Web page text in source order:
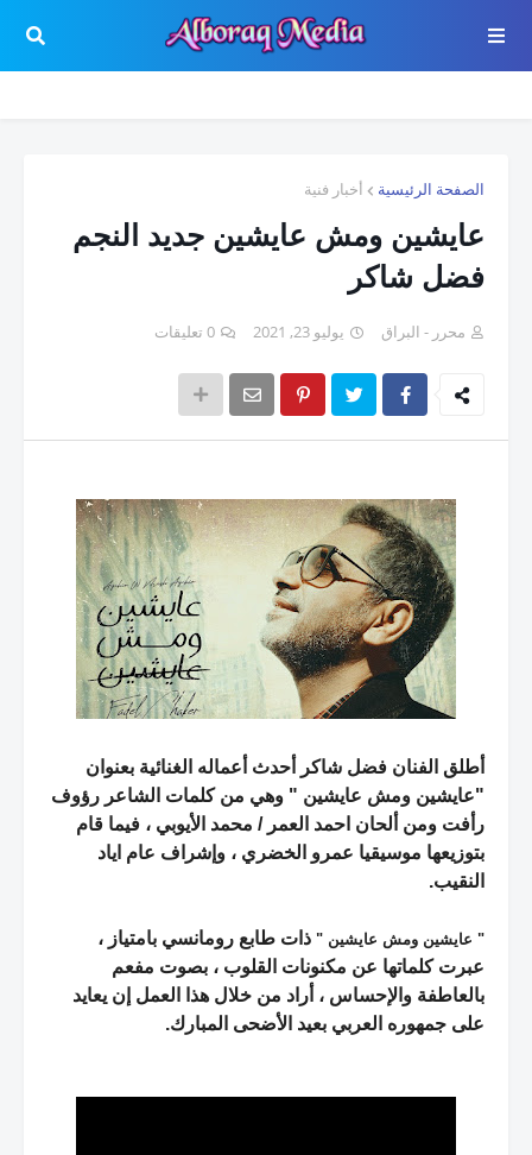
الصفحة الرئيسية أخبار فنية
عايشين ومش عايشين جديد النجم
فضل شاكر
محرر - البراق يوليو 23, 2021 0 تعليقات
أطلق الفنان فضل شاكر أحدث أعماله الغنائية بعنوان
"عايشين ومش عايشين " وهي من كلمات الشاعر رؤوف
رأفت ومن ألحان احمد العمر / محمد الأيوبي ، فيما قام
بتوزيعها موسيقيا عمرو الخضري ، وإشراف عام اياد
النقيب.
" عايشين ومش عايشين " ذات طابع رومانسي بامتياز ،
عبرت كلماتها عن مكنونات القلوب ، بصوت مفعم
بالعاطفة والإحساس ، أراد من خلال هذا العمل إن يعايد
على جمهوره العربي بعيد الأضحى المبارك.